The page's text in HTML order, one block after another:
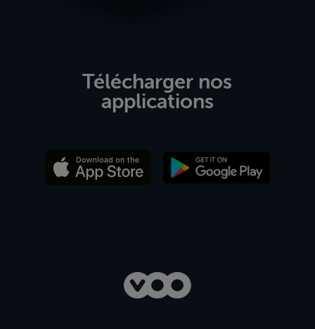
Télécharger nos
applications